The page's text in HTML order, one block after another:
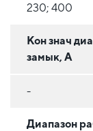
230; 400
Кон знач
замык, А
-
Диапазон